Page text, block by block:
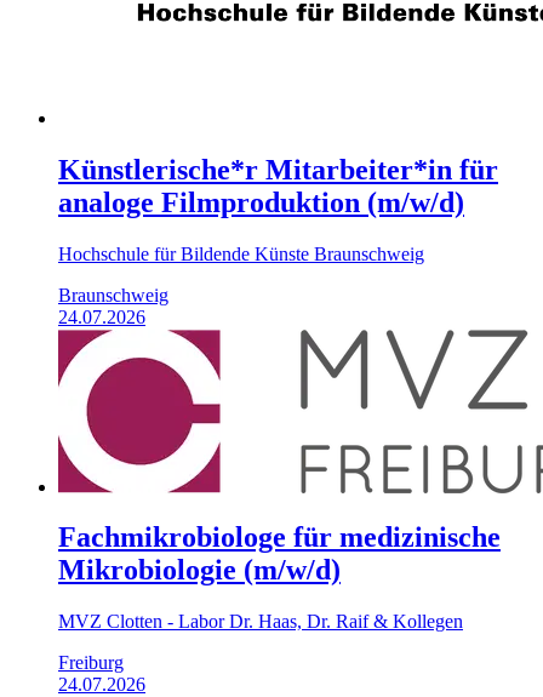
Künstlerische*r Mitarbeiter*in für
analoge Filmproduktion (m/w/d)
Hochschule für Bildende Künste Braunschweig
Braunschweig
24.07.2026
Fachmikrobiologe für medizinische
Mikrobiologie (m/w/d)
MVZ Clotten - Labor Dr. Haas, Dr. Raif & Kollegen
Freiburg
24.07.2026